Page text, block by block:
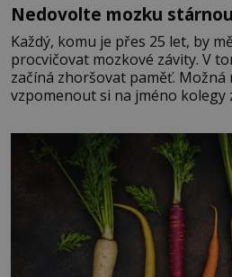
Nedovolte mozku
Každý, komu je přes 25 let, by
procvičovat mozkové závity. V
začíná zhoršovat paměť. Možná
vzpomenout si na jméno kolegy
Je to opravdu tak, s věkem jako
rozhodla stávkovat. Cvičte